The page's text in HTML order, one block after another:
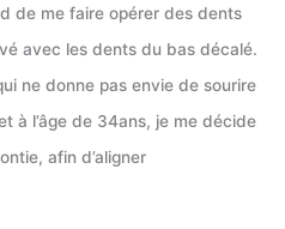
de me faire opérer des dents
avec les dents du bas décalé.
ne donne pas envie de sourire
à l’âge de 34ans, je me décide
afin d’aligner